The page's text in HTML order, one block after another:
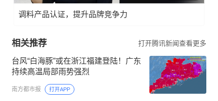
调料产品认证，提升品牌竞争力
相关推荐 打开腾讯新闻查看更多
台风“白海豚”或在浙江福建登陆！广东
持续高温局部雨势强烈
南方都市报 打开APP